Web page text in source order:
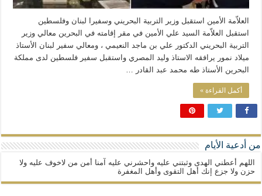
العلاّمة الأمين استقبل وزير التربية البحريني وسفيرا لبنان وفلسطين
استقبل العلاّمة السيد علي الأمين في مقر إقامته في البحرين معالي وزير
التربية البحريني الدكتور علي بن ماجد النعيمي ، ومعالي سفير لبنان الأستاذ
ميلاد نمور يرافقه الاستاذ وليد المصري واستقبل سفير فلسطين لدى مملكة
البحرين الأستاذ طه محمد عبد القادر …
أكمل القراءة »
من أدعية الأيام
اللهم أعطني الهدى وثبتني عليه واحشرني عليه آمنا أمن من لاخوف عليه ولا
حزن ولا جزع إنك أهل التقوى وأهل المغفرة